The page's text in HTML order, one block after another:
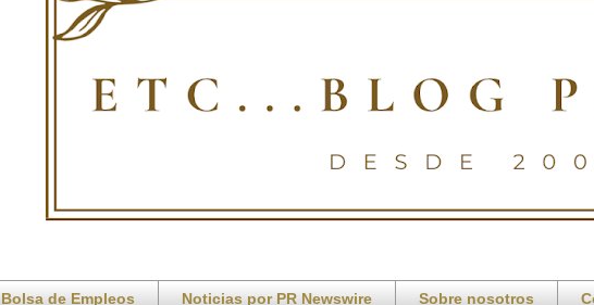
Bolsa de Empleos Noticias por PR Newswire Sobre nosotros